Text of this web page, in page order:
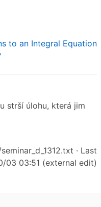
to an Integral Equation
strší úlohu, která jim
· Last
03 03:51 (external edit)